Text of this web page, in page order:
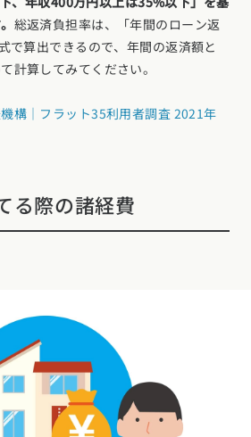
総返済負担率は、「年間のローン返
算出できるので、年間の返済額と
計算してみてください。
構｜フラット35利用者調査 2021年
る際の諸経費